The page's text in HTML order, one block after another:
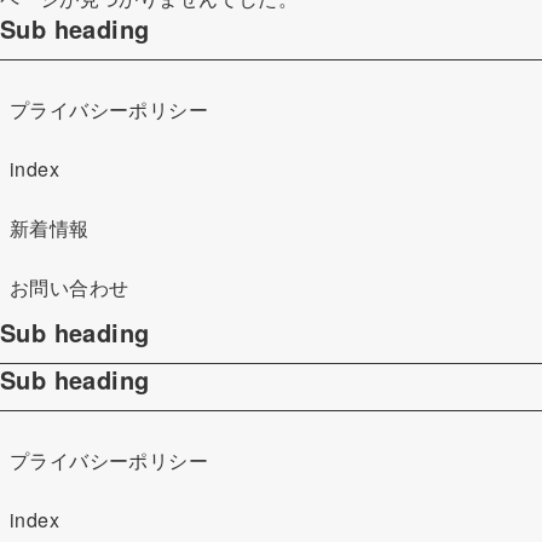
Sub heading
プライバシーポリシー
index
新着情報
お問い合わせ
Sub heading
Sub heading
プライバシーポリシー
index